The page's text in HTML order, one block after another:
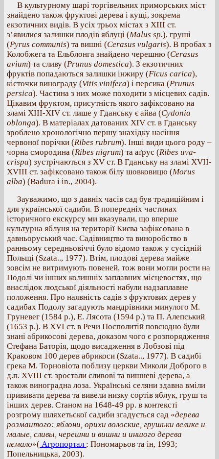
В культурному шарі торгівельних приморських міст
знайдено також фруктові дерева і кущі, зокрема
екзотичних видів. В усіх трьох містах з XIII ст.
з’явилися залишки плодів яблуці (Malus sp.), груші
(Pyrus communis) та вишні (Cerasus vulgaris). В пробах з
Колобжега та Ельблонга знайдено черешню (Cerasus
avium) та сливу (Prunus domestica). З екзотичних
фруктів попадаються залишки інжиру (Ficus carica),
кісточки винограду (Vitis vinifera) і персика (Prunus
persica). Частина з них може походити з місцевих садів.
Цікавим фруктом, присутність якого зафіксовано на
зламі XIII-XIV ст. лише у Гданську є айва (Cydonia
oblonga). В матеріалах датованих XІV ст. в Гданську
зроблено хронологічно першу знахідку насіння
червоної порічки (Ribes rubrum). Інші види цього роду –
чорна смородина (Ribes nigrum) та аґрус (Ribes uva-
crispa) зустрічаються з XV ст. В Гданську на зламі XVII-
XVIII ст. зафіксовано також білу шовковицю (Morus
alba) (Badura i in., 2004).
Зауважимо, що з давніх часів сад був традиційним і
для української садиби. В попередніх частинах
історичного екскурсу ми вказували, що вперше
культурна яблуня на території Києва зафіксована в
давньоруський час. Садівництво та виноробство в
ранньому середньовіччі було відомо також у сусідній
Польщі (Szata.., 1977). Втім, плодові дерева майже
зовсім не витримують повеней, тож вони могли рости на
Подолі чи інших колишніх заплавних місцевостях, що
внаслідок людської діяльності набули надзаплавне
положення. Про наявність садів з фруктових дерев у
садибах Подолу загадують мандрівники минулого М.
Груневег (1584 р.), Е. Лясота (1594 р.) та П. Алепський
(1653 р.). В XVI ст. в Речи Посполитій повсюдно були
знані абрикосові дерева, доказом чого є розпорядження
Стефана Баторія, щодо висадження в Лобзові під
Краковом 100 дерев абрикоси (Szata.., 1977). В садибі
грека М. Торновіота поблизу церкви Миколи Доброго в
д.п. XVIII ст. зростали сливові та вишневі дерева, а
також виноградна лоза. Українські селяни здавна вміли
прививати дерева та вивели низку сортів яблук, груш та
інших дерев. Станом на 1648-49 рр. в контексті
розгрому шляхетьскої садиби згадується сад «дерева
розмаитого: яблони, орихи волоские, грушьки велике и
малые, сливы, черешни и вишни и иншого дерева
немало»( Агропортал ; Пономарьов та ін, 1993;
Попельницька, 2003).